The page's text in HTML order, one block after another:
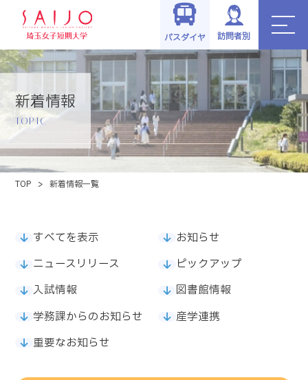
バスダイヤ 訪問者別
新着情報
TOPIC
TOP > 新着情報一覧
すべてを表示
お知らせ
ニュースリリース
ピックアップ
入試情報
図書館情報
学務課からのお知らせ
産学連携
重要なお知らせ